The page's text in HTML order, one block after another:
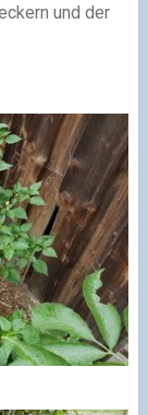
und der